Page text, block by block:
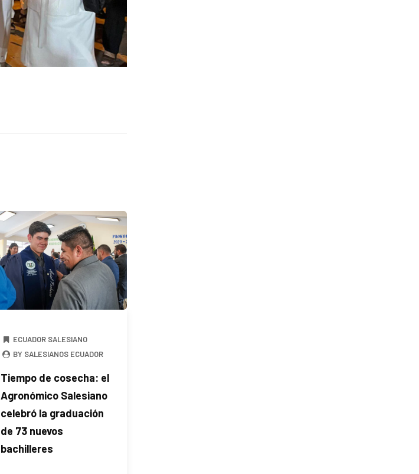
ECUADOR SALESIANO
BY SALESIANOS ECUADOR
Tiempo de cosecha: el
Agronómico Salesiano
celebró la graduación
de 73 nuevos
bachilleres